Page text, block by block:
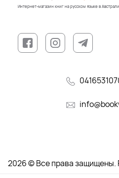
Интернет-магазин книг на русском языке в
2026 © Все права защищены.